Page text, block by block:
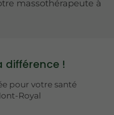
massothérapeute à
différence !
pour votre santé
Royal